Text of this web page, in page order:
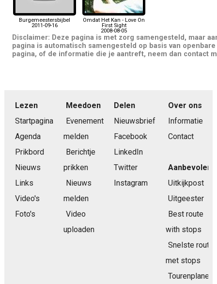
Burgemeestersbijbel
2011-09-16
Omdat Het Kan - Love On
First Sight
2008-08-05
Disclaimer: Deze pagina is met zorg samengesteld, maar
pagina is automatisch samengesteld op basis van
pagina, of de informatie die je aantreft, neem dan contact
Lezen
Startpagina
Agenda
Prikbord
Nieuws
Links
Video's
Foto's
Meedoen
Evenement
melden
Berichtje
prikken
Nieuws
melden
Video
uploaden
Delen
Nieuwsbrief
Facebook
LinkedIn
Twitter
Instagram
Over ons
Informatie
Contact
Aanbevolen
Uitkijkpost
Uitgeester
Best route
with stops
Snelste route
met stops
Tourenplaner